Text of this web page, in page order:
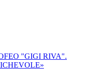
"GIGI RIVA".